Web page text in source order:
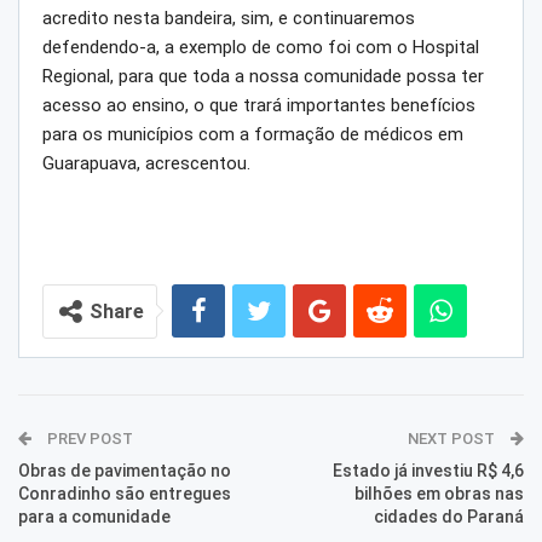
acredito nesta bandeira, sim, e continuaremos
defendendo-a, a exemplo de como foi com o Hospital
Regional, para que toda a nossa comunidade possa ter
acesso ao ensino, o que trará importantes benefícios
para os municípios com a formação de médicos em
Guarapuava, acrescentou.
Share
PREV POST
Obras de pavimentação no
Conradinho são entregues
para a comunidade
NEXT POST
Estado já investiu R$ 4,6
bilhões em obras nas
cidades do Paraná